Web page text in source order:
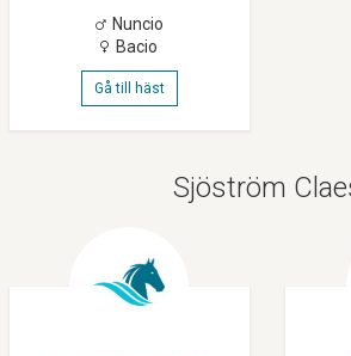
Nuncio
Bacio
Gå till häst
Sjöström